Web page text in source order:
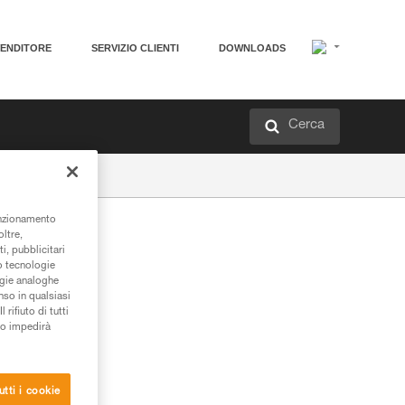
SERVIZIO CLIENTI DOWNLOADS
Cerca
pubblicitari
tecnologie
analoghe
in qualsiasi
rifiuto di tutti
impedirà
i cookie